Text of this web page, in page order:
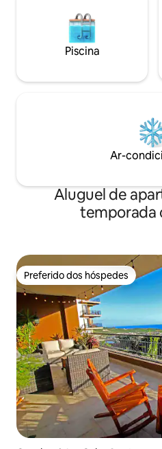
Piscina
Ar-
Aluguel de
temporada
Preferido dos hóspedes
Preferido dos hóspedes